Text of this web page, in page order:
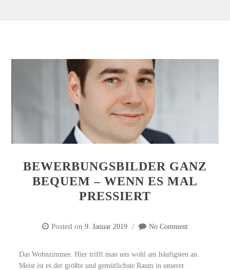
BEWERBUNGSBILDER GANZ
BEQUEM – WENN ES MAL
PRESSIERT
Posted on 9. Januar 2019 No Comment
Das Wohnzimmer. Hier trifft man uns wohl am häufigsten an.
Meist ist es der größte und gemütlichste Raum in unserer